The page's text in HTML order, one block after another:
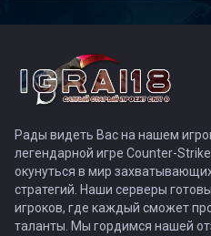
Рады видеть Вас на нашем
легендарной игре Counter-
окунуться в мир
стратегий. Наши серверы
игроков, где каждый сможет
таланты. Мы гордимся нашей